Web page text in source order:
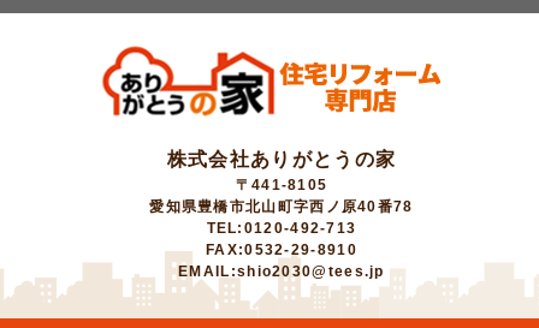
株式会社ありがとうの家
〒441-8105
愛知県豊橋市北山町字西ノ原40番78
TEL:0120-492-713
FAX:0532-29-8910
EMAIL:shio2030@tees.jp